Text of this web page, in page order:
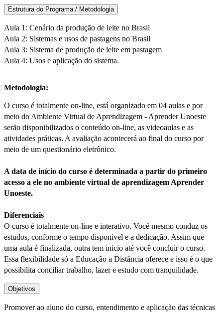
Estrutura do Programa / Metodologia
Aula 1: Cenário da produção de leite no Brasil
Aula 2: Sistemas e usos de pastagens no Brasil
Aula 3: Sistema de produção de leite em pastagem
Aula 4: Usos e aplicação do sistema.
Metodologia:
O curso é totalmente on-line, está organizado em 04 aulas e por
meio do Ambiente Virtual de Aprendizagem - Aprender Unoeste
serão disponibilizados o conteúdo on-line, as videoaulas e as
atividades práticas. A avaliação acontecerá ao final do curso por
meio de um questionário eletrônico.
A data de início do curso é determinada a partir do primeiro
acesso a ele no ambiente virtual de aprendizagem Aprender
Unoeste.
Diferenciais
O curso é totalmente on-line e interativo. Você mesmo conduz os
estudos, conforme o tempo disponível e a dedicação. Assim que
uma aula é finalizada, outra tem início até você concluir o curso.
Essa flexibilidade só a Educação a Distância oferece e isso é o que
possibilita conciliar trabalho, lazer e estudo com tranquilidade.
Objetivos
Promover ao aluno do curso, entendimento e aplicação das técnicas